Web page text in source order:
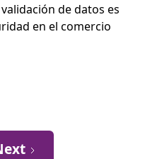
de datos es
en el comercio